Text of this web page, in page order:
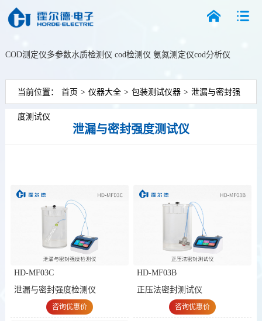
COD测定仪多参数水质检测仪 cod检测仪 氨氮测定仪cod分析仪
搜索
当前位置： 首页 > 仪器大全 > 包装测试仪器 > 泄漏与密封强
度测试仪
泄漏与密封强度测试仪
泄漏与密封强度检测仪
HD-MF03C
泄漏与密封强度检测仪
咨询优惠价
正压法密封测试仪
HD-MF03B
正压法密封测试仪
咨询优惠价